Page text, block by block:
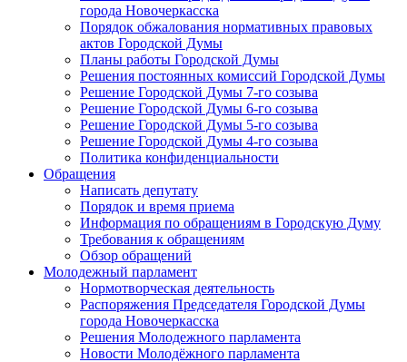
города Новочеркасска
Порядок обжалования нормативных правовых
актов Городской Думы
Планы работы Городской Думы
Решения постоянных комиссий Городской Думы
Решение Городской Думы 7-го созыва
Решение Городской Думы 6-го созыва
Решение Городской Думы 5-го созыва
Решение Городской Думы 4-го созыва
Политика конфиденциальности
Обращения
Написать депутату
Порядок и время приема
Информация по обращениям в Городскую Думу
Требования к обращениям
Обзор обращений
Молодежный парламент
Нормотворческая деятельность
Распоряжения Председателя Городской Думы
города Новочеркасска
Решения Молодежного парламента
Новости Молодёжного парламента